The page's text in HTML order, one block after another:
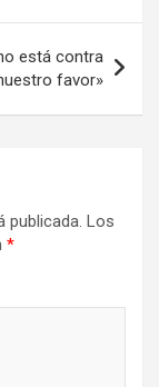
está contra
favor»
publicada. Los
*